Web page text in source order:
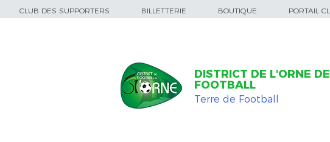
CLUB DES SUPPORTERS BILLETTERIE BOUTIQUE PORTAIL
DISTRICT DE L'ORNE DE
FOOTBALL
Terre de Football